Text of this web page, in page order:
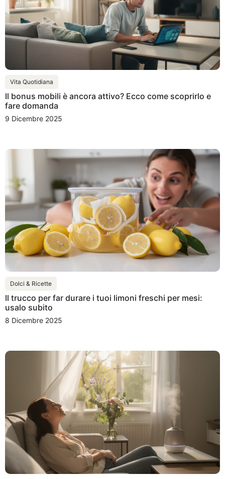
Vita Quotidiana
Il bonus mobili è ancora attivo? Ecco come scoprirlo e
fare domanda
9 Dicembre 2025
Dolci & Ricette
Il trucco per far durare i tuoi limoni freschi per mesi:
usalo subito
8 Dicembre 2025